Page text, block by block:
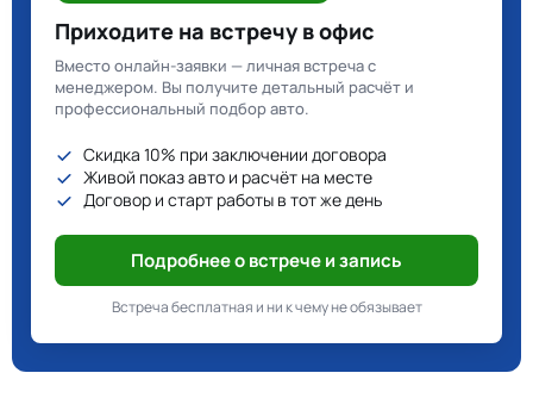
Приходите на встречу в офис
Вместо онлайн-заявки — личная встреча с
менеджером. Вы получите детальный расчёт и
профессиональный подбор авто.
Скидка 10% при заключении договора
Живой показ авто и расчёт на месте
Договор и старт работы в тот же день
Подробнее о встрече и запись
Встреча бесплатная и ни к чему не обязывает